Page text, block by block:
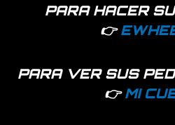
Cualquier modificación de software
Añadir a favoritos
PARA HACER
👉
PARA VER SUS
👉MI